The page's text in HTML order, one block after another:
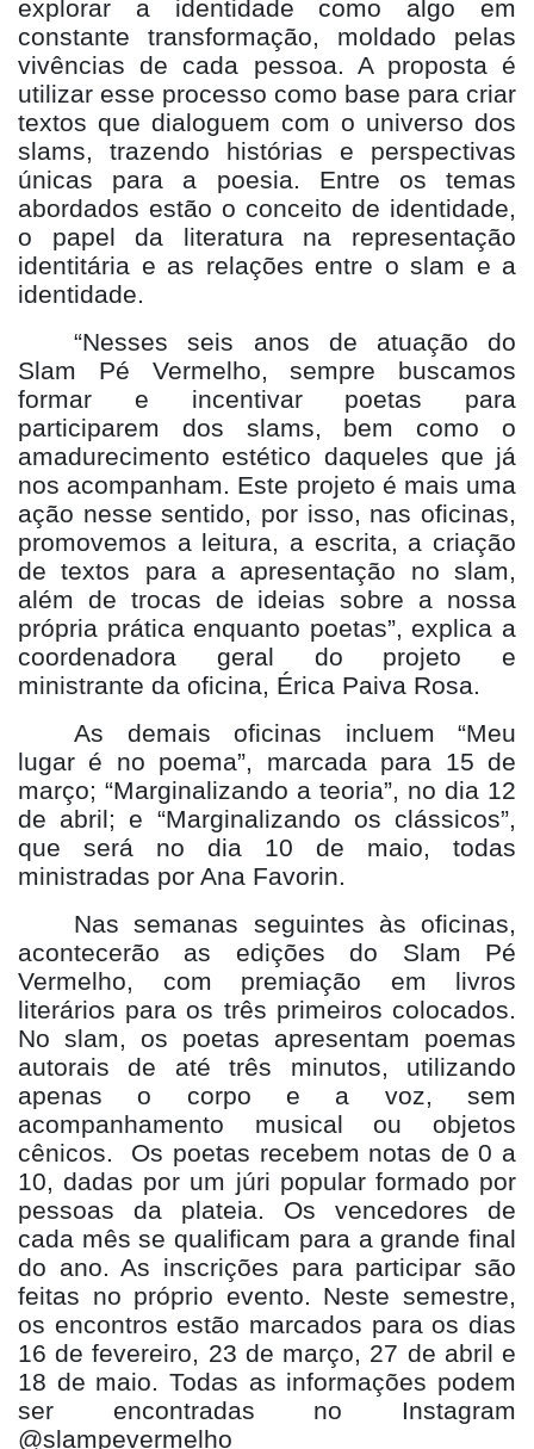
explorar a identidade como algo em
constante transformação, moldado pelas
vivências de cada pessoa. A proposta é
utilizar esse processo como base para criar
textos que dialoguem com o universo dos
slams, trazendo histórias e perspectivas
únicas para a poesia. Entre os temas
abordados estão o conceito de identidade,
o papel da literatura na representação
identitária e as relações entre o slam e a
identidade.
“Nesses seis anos de atuação do
Slam Pé Vermelho, sempre buscamos
formar e incentivar poetas para
participarem dos slams, bem como o
amadurecimento estético daqueles que já
nos acompanham. Este projeto é mais uma
ação nesse sentido, por isso, nas oficinas,
promovemos a leitura, a escrita, a criação
de textos para a apresentação no slam,
além de trocas de ideias sobre a nossa
própria prática enquanto poetas”, explica a
coordenadora geral do projeto e
ministrante da oficina, Érica Paiva Rosa.
As demais oficinas incluem “Meu
lugar é no poema”, marcada para 15 de
março; “Marginalizando a teoria”, no dia 12
de abril; e “Marginalizando os clássicos”,
que será no dia 10 de maio, todas
ministradas por Ana Favorin.
Nas semanas seguintes às oficinas,
acontecerão as edições do Slam Pé
Vermelho, com premiação em livros
literários para os três primeiros colocados.
No slam, os poetas apresentam poemas
autorais de até três minutos, utilizando
apenas o corpo e a voz, sem
acompanhamento musical ou objetos
cênicos.
Os poetas recebem notas de 0 a
10, dadas por um júri popular formado por
pessoas da plateia. Os vencedores de
cada mês se qualificam para a grande final
do ano. As inscrições para participar são
feitas no próprio evento. Neste semestre,
os encontros estão marcados para os dias
16 de fevereiro, 23 de março, 27 de abril e
18 de maio. Todas as informações podem
ser encontradas no Instagram
@slampevermelho